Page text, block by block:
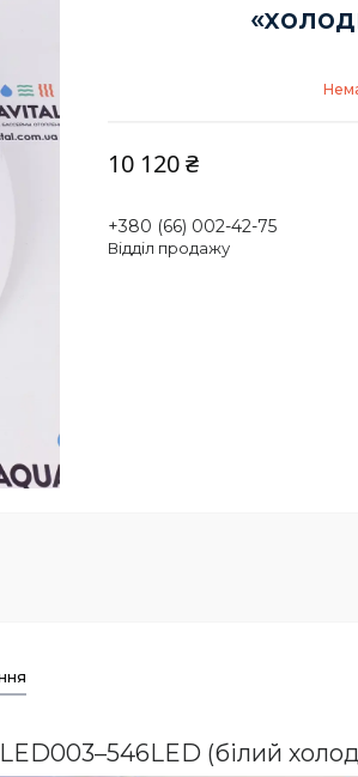
10 120 ₴
+380 (66) 002-42-75
Відділ продажу
(білий